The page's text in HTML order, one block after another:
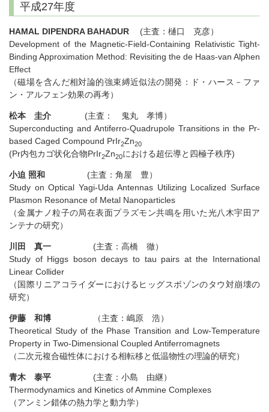
平成27年度
HAMAL DIPENDRA BAHADUR (主査：樋口 克彦）
Development of the Magnetic-Field-Containing Relativistic Tight-
Binding Approximation Method: Revisiting the de Haas-van Alphen
Effect
（磁場を含んだ相対論的強束縛近似法の開発：ド・ハース－ファ
ン・アルフェン効果の再考）
松本 圭介 (主査： 鬼丸 孝博）
Superconducting and Antiferro-Quadrupole Transitions in the Pr-
based Caged Compound PrIr2Zn20
(Pr内包カゴ状化合物PrIr2Zn20における超伝導と四極子秩序)
小迫 照和
(主査：角屋 豊）
Study on Optical Yagi-Uda Antennas Utilizing Localized Surface
Plasmon Resonance of Metal Nanoparticles
（金属ナノ粒子の局在表面プラズモン共鳴を用いた光八木宇田ア
ンテナの研究）
川田 真一 (主査：高橋 徹）
Study of Higgs boson decays to tau pairs at the International
Linear Collider
（国際リニアコライダーにおけるヒッグスボゾンのタウ対崩壊の
研究）
伊藤 和博 （主査：嶋原 浩）
Theoretical Study of the Phase Transition and Low-Temperature
Property in Two-Dimensional Coupled Antiferromagnets
（二次元複合磁性体における相転移と低温物性の理論的研究）
青木 泰平 (主査：小島 由継）
Thermodynamics and Kinetics of Ammine Complexes
（アンミン錯体の熱力学と動力学）